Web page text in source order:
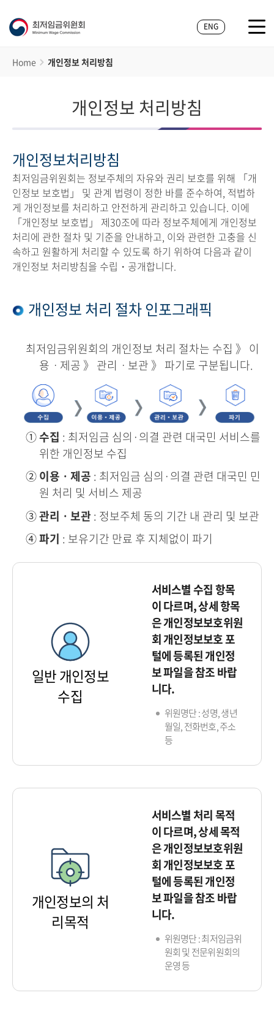
ENG
Home 개인정보 처리방침
개인정보 처리방침
개인정보처리방침
최저임금위원회는 정보주체의 자유와 권리 보호를 위해 「개
인정보 보호법」 및 관계 법령이 정한 바를 준수하여, 적법하
게 개인정보를 처리하고 안전하게 관리하고 있습니다. 이에
「개인정보 보호법」 제30조에 따라 정보주체에게 개인정보
처리에 관한 절차 및 기준을 안내하고, 이와 관련한 고충을 신
속하고 원활하게 처리할 수 있도록 하기 위하여 다음과 같이
개인정보 처리방침을 수립・공개합니다.
개인정보 처리 절차 인포그래픽
최저임금위원회의 개인정보 처리 절차는 수집 》 이
용ㆍ제공 》 관리ㆍ보관 》 파기로 구분됩니다.
①수집 : 최저임금 심의·의결 관련 대국민 서비스를
위한 개인정보 수집
② 이용ㆍ제공 : 최저임금 심의·의결 관련 대국민 민
원 처리 및 서비스 제공
③관리ㆍ보관 : 정보주체 동의 기간 내 관리 및 보관
④파기 : 보유기간 만료 후 지체없이 파기
일반 개인정보
수집
서비스별 수집 항목
이 다르며, 상세 항목
은 개인정보보호위원
회 개인정보보호 포
털에 등록된 개인정
보 파일을 참조 바랍
니다.
위원명단 : 성명, 생년
월일, 전화번호, 주소
등
개인정보의 처
리목적
서비스별 처리 목적
이 다르며, 상세 목적
은 개인정보보호위원
회 개인정보보호 포
털에 등록된 개인정
보 파일을 참조 바랍
니다.
위원명단 : 최저임금위
원회 및 전문위원회의
운영 등